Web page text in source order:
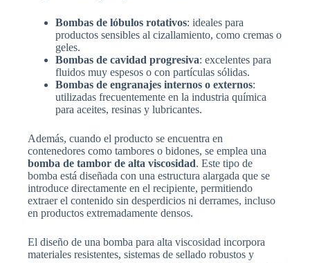
Bombas de lóbulos rotativos: ideales para
productos sensibles al cizallamiento, como cremas o
geles.
Bombas de cavidad progresiva: excelentes para
fluidos muy espesos o con partículas sólidas.
Bombas de engranajes internos o externos:
utilizadas frecuentemente en la industria química
para aceites, resinas y lubricantes.
Además, cuando el producto se encuentra en
contenedores como tambores o bidones, se emplea una
bomba de tambor de alta viscosidad. Este tipo de
bomba está diseñada con una estructura alargada que se
introduce directamente en el recipiente, permitiendo
extraer el contenido sin desperdicios ni derrames, incluso
en productos extremadamente densos.
El diseño de una bomba para alta viscosidad incorpora
materiales resistentes, sistemas de sellado robustos y